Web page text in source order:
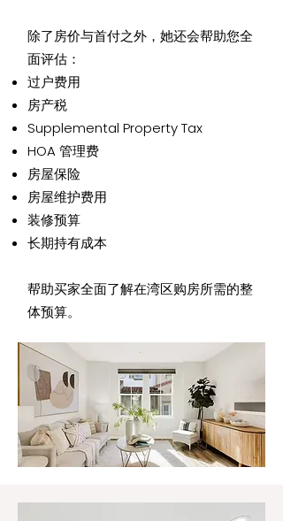
除了房价与首付之外，她还会帮助您全
面评估：
过户费用
房产税
Supplemental Property Tax
HOA 管理费
房屋保险
房屋维护费用
装修预算
长期持有成本
帮助买家全面了解在湾区购房所需的整
体预算。